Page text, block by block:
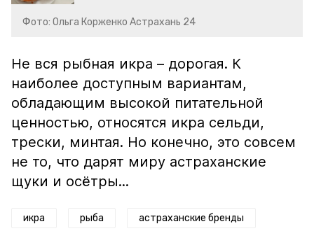
Фото: Ольга Корженко Астрахань 24
Не вся рыбная икра – дорогая. К
наиболее доступным вариантам,
обладающим высокой питательной
ценностью, относятся икра сельди,
трески, минтая. Но конечно, это совсем
не то, что дарят миру астраханские
щуки и осётры...
икра рыба астраханские бренды